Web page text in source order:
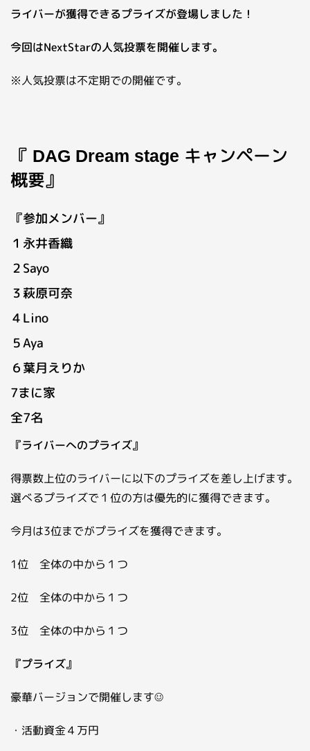
ライバーが獲得できるプライズが登場しました！
今回はNextStarの人気投票を開催します。
※人気投票は不定期での開催です。
『 DAG Dream stage キャンペーン
概要』
『参加メンバー』
１永井香織
２Sayo
３萩原可奈
４Lino
５Aya
６葉月えりか
7まに家
全7名
『ライバーへのプライズ』
得票数上位のライバーに以下のプライズを差し上げます。
選べるプライズで１位の方は優先的に獲得できます。
今月は3位までがプライズを獲得できます。
1位 全体の中から１つ
2位 全体の中から１つ
3位 全体の中から１つ
『プライズ』
豪華バージョンで開催します☺
・活動資金４万円